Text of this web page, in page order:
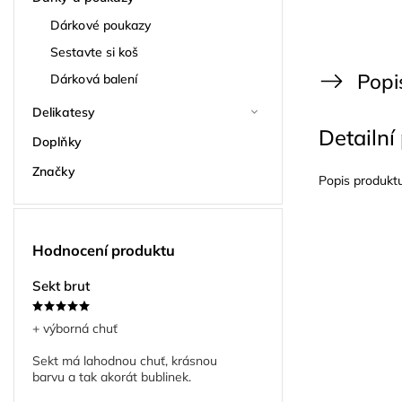
Dárkové poukazy
Sestavte si koš
Dárková balení
Delikatesy
Doplňky
Značky
Hodnocení produktu
Sekt brut
+ výborná chuť
Sekt má lahodnou chuť, krásnou
barvu a tak akorát bublinek.
Detailní
Popis